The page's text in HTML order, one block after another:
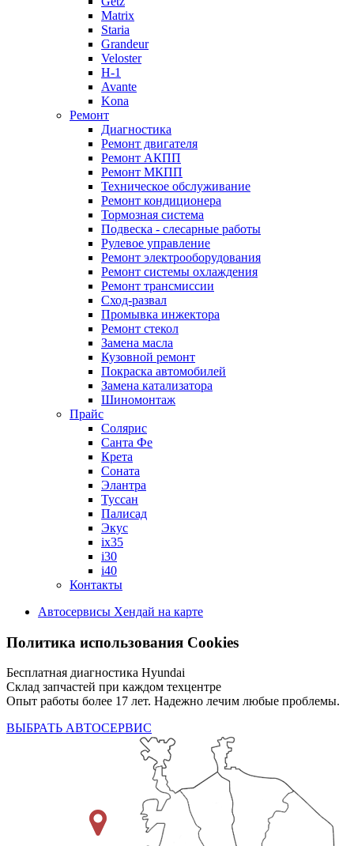
Matrix
Staria
Grandeur
Veloster
H-1
Avante
Kona
Ремонт
Диагностика
Ремонт двигателя
Ремонт АКПП
Ремонт МКПП
Техническое обслуживание
Ремонт кондиционера
Тормозная система
Подвеска - слесарные работы
Рулевое управление
Ремонт электрооборудования
Ремонт системы охлаждения
Ремонт трансмиссии
Сход-развал
Промывка инжектора
Ремонт стекол
Замена масла
Кузовной ремонт
Покраска автомобилей
Замена катализатора
Шиномонтаж
Прайс
Солярис
Санта Фе
Крета
Соната
Элантра
Туссан
Палисад
Экус
ix35
i30
i40
Контакты
Автосервисы Хендай на карте
Политика использования Cookies
Бесплатная диагностика Hyundai
Склад запчастей при каждом техцентре
Опыт работы более 17 лет. Надежно лечим любые проблемы.
ВЫБРАТЬ АВТОСЕРВИС